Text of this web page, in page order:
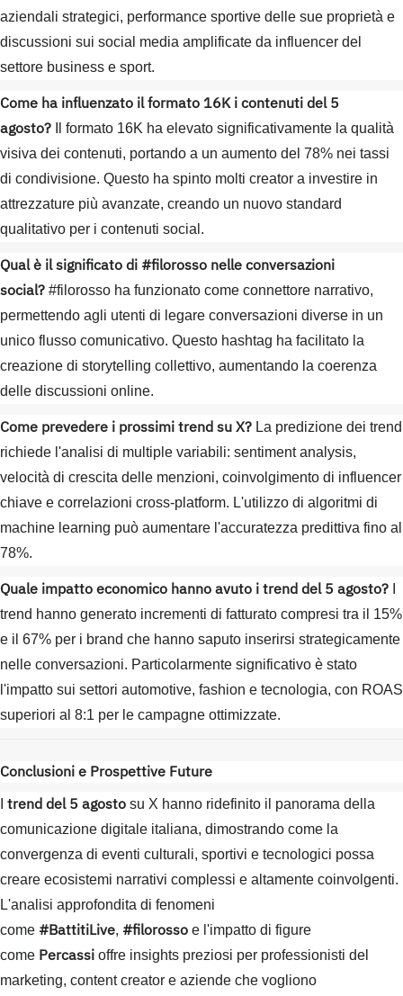
aziendali strategici, performance sportive delle sue proprietà e
discussioni sui social media amplificate da influencer del
settore business e sport.
Come ha influenzato il formato 16K i contenuti del 5
agosto? Il formato 16K ha elevato significativamente la qualità
visiva dei contenuti, portando a un aumento del 78% nei tassi
di condivisione. Questo ha spinto molti creator a investire in
attrezzature più avanzate, creando un nuovo standard
qualitativo per i contenuti social.
Qual è il significato di #filorosso nelle conversazioni
social? #filorosso ha funzionato come connettore narrativo,
permettendo agli utenti di legare conversazioni diverse in un
unico flusso comunicativo. Questo hashtag ha facilitato la
creazione di storytelling collettivo, aumentando la coerenza
delle discussioni online.
Come prevedere i prossimi trend su X? La predizione dei trend
richiede l'analisi di multiple variabili: sentiment analysis,
velocità di crescita delle menzioni, coinvolgimento di influencer
chiave e correlazioni cross-platform. L'utilizzo di algoritmi di
machine learning può aumentare l'accuratezza predittiva fino al
78%.
Quale impatto economico hanno avuto i trend del 5 agosto?
trend hanno generato incrementi di fatturato compresi tra il 15%
e il 67% per i brand che hanno saputo inserirsi strategicamente
nelle conversazioni. Particolarmente significativo è stato
l'impatto sui settori automotive, fashion e tecnologia, con ROAS
superiori al 8:1 per le campagne ottimizzate.
Conclusioni e Prospettive Future
trend del 5 agosto su X hanno ridefinito il panorama della
comunicazione digitale italiana, dimostrando come la
convergenza di eventi culturali, sportivi e tecnologici possa
creare ecosistemi narrativi complessi e altamente coinvolgenti.
L'analisi approfondita di fenomeni
come #BattitiLive, #filorosso e l'impatto di figure
come Percassi offre insights preziosi per professionisti del
marketing, content creator e aziende che vogliono